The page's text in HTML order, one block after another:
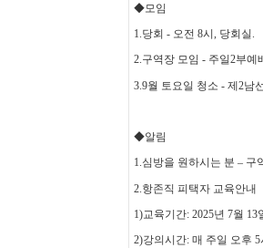
◆모임
1.당회 - 오전 8시, 당회실.
2.구역장 모임 - 주일2부예
3.9월 토요일 청소 - 제2남
◆알림
1.심방을 원하시는 분 –
2.항존직 피택자 교육안내
1)교육기간: 2025년 7월
2)강의시간: 매 주일 오후 5